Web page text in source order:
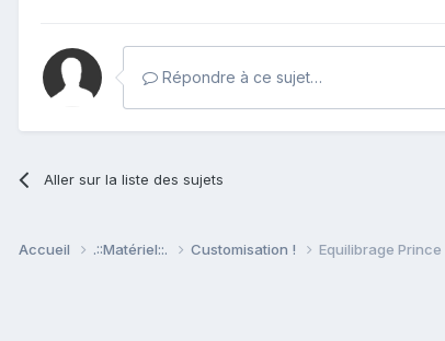
Répondre à ce sujet…
Aller sur la liste des sujets
Accueil .::Matériel::. Customisation ! Equilibrage Prince